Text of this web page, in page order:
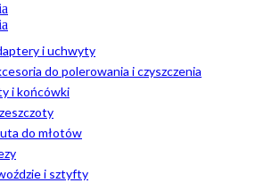
i uchwyty
do polerowania i czyszczenia
i końcówki
do młotów
i sztyfty